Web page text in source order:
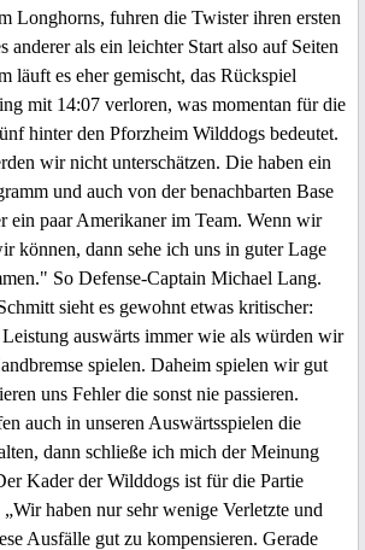
Longhorns, fuhren die Twister ihren ersten
anderer als ein leichter Start also auf Seiten
läuft es eher gemischt, das Rückspiel
mit 14:07 verloren, was momentan für die
hinter den Pforzheim Wilddogs bedeutet.
wir nicht unterschätzen. Die haben ein
und auch von der benachbarten Base
ein paar Amerikaner im Team. Wenn wir
können, dann sehe ich uns in guter Lage
So Defense-Captain Michael Lang.
sieht es gewohnt etwas kritischer:
auswärts immer wie als würden wir
spielen. Daheim spielen wir gut
uns Fehler die sonst nie passieren.
auch in unseren Auswärtsspielen die
dann schließe ich mich der Meinung
Kader der Wilddogs ist für die Partie
haben nur sehr wenige Verletzte und
Ausfälle gut zu kompensieren. Gerade